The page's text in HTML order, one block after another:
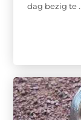
dag bezig te